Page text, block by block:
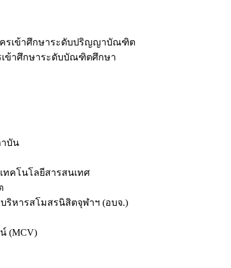
รเข้าศึกษาระดับปริญญาบัณฑิต
เข้าศึกษาระดับบัณฑิตศึกษา
บัน
ทคโนโลยีสารสนเทศ
ริหารสโมสรนิสิตจุฬาฯ (อบจ.)
(MCV)